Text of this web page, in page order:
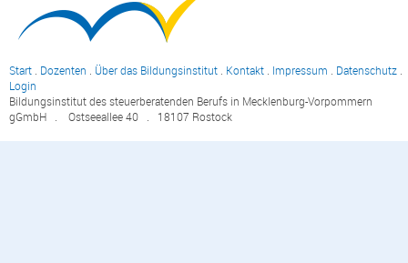
Start Dozenten Über das Bildungsinstitut Kontakt Impressum Datenschutz
Login
Bildungsinstitut des steuerberatenden Berufs in Mecklenburg-Vorpommern
gGmbH . Ostseeallee 40 . 18107 Rostock